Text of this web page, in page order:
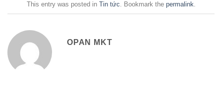
This entry was posted in Tin tức. Bookmark the permalink.
OPAN MKT